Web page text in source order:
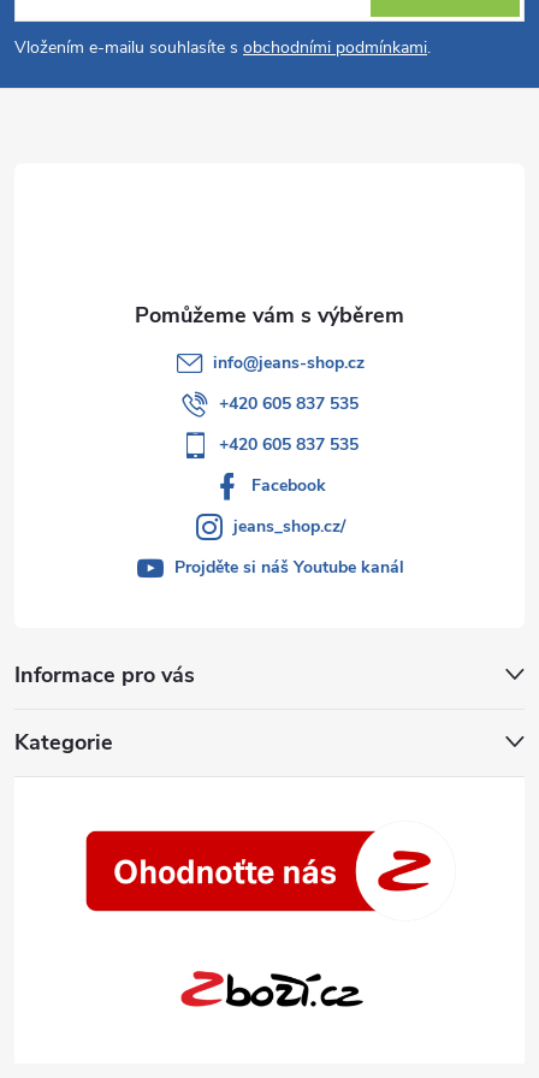
v
pVložením e-mailu souhlasíte s obchodními podmínkami.
Informace pro vás
Kategorie
info@jeans-shop.cz
+420 605 837 535
+420 605 837 535
Facebook
jeans_shop.cz/
Projděte si náš Youtube kanál